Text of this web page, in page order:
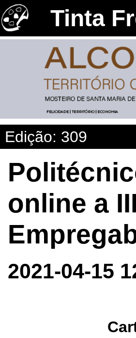
Tinta
Edição: 309
online a
2021-04-15